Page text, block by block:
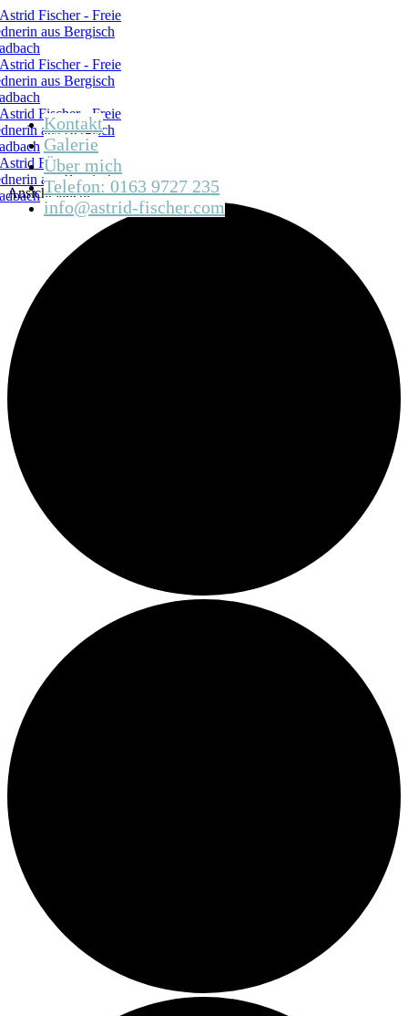
Kontakt
Galerie
Über mich
Telefon: 0163 9727 235
info@astrid-fischer.com
Ansicht laden.